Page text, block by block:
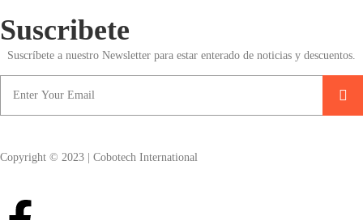
Suscribete
Suscríbete a nuestro Newsletter para estar enterado de noticias y descuentos.
Copyright © 2023 | Cobotech International